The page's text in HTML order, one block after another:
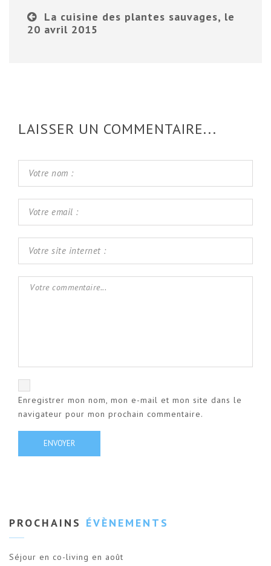
La cuisine des plantes sauvages, le
20 avril 2015
LAISSER UN COMMENTAIRE...
Enregistrer mon nom, mon e-mail et mon site dans le
navigateur pour mon prochain commentaire.
PROCHAINS ÉVÈNEMENTS
Séjour en co-living en août